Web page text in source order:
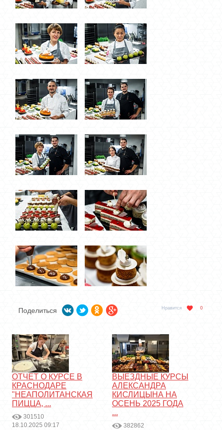
Поделиться Нравится 0
ОТЧЕТ О КУРСЕ В
КРАСНОДАРЕ
"НЕАПОЛИТАНСКАЯ
ПИЦЦА, ...
301510
18.10.2025 09:17
ВЫЕЗДНЫЕ КУРСЫ
АЛЕКСАНДРА
КИСЛИЦЫНА НА
ОСЕНЬ 2025 ГОДА
...
382862